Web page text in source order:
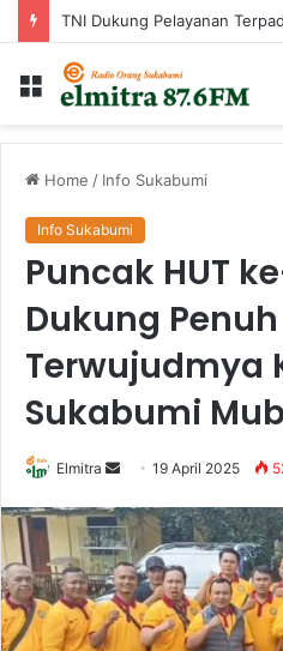
Menu
Home / Info Sukabumi
Info Sukabumi
Puncak HUT
Dukung Penuh
Terwujudmya
Sukabumi
Elmitra
Send
email
19 April 2025